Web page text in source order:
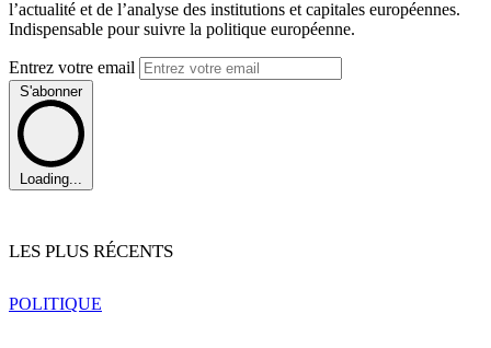
l’actualité et de l’analyse des institutions et capitales européennes.
Indispensable pour suivre la politique européenne.
Entrez votre email
S'abonner
Loading...
LES PLUS RÉCENTS
POLITIQUE